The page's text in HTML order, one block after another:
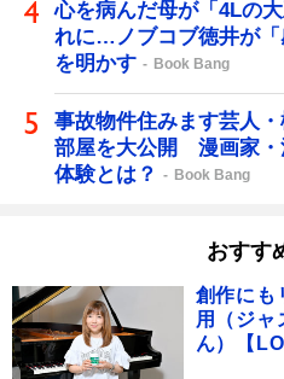
心を病んだ母が「4Lの
れに…ノブコブ徳井が
を明かす
Book Bang
事故物件住みます芸人
部屋を大公開 漫画家・
体験とは？
Book Bang
おすす
創作にも
用（ジ
ん）【